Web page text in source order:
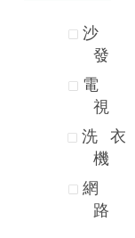
沙
發
電
視
洗
衣
機
網
路